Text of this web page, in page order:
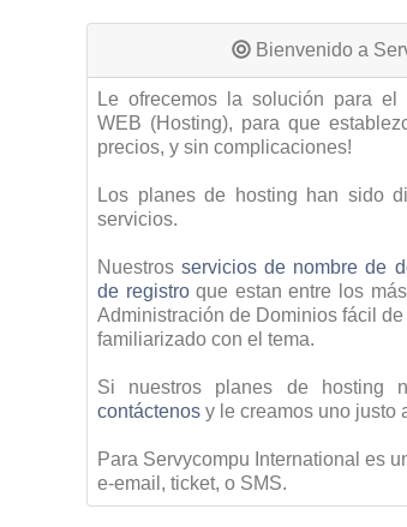
Bienvenido a
Le ofrecemos la solución para
WEB (Hosting), para que
precios, y sin complicaciones!
Los planes de hosting han sido
servicios.
Nuestrosservicios de nombre de
de registroque estan entre los
Administración de Dominios fácil
familiarizado con el tema.
Si nuestros planes de hosting
contáctenos y le creamos uno justo
Para Servycompu International es
e-email, ticket, o SMS.